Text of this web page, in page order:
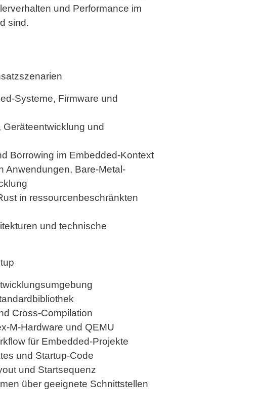
und Performance im
sind.
Systeme, Firmware und
und
Borrowing im Embedded-Kontext
Anwendungen, Bare-Metal-
in ressourcenbeschränkten
und technische
Cross-Compilation
M-Hardware und QEMU
für Embedded-Projekte
und Startup-Code
und Startsequenz
über geeignete Schnittstellen